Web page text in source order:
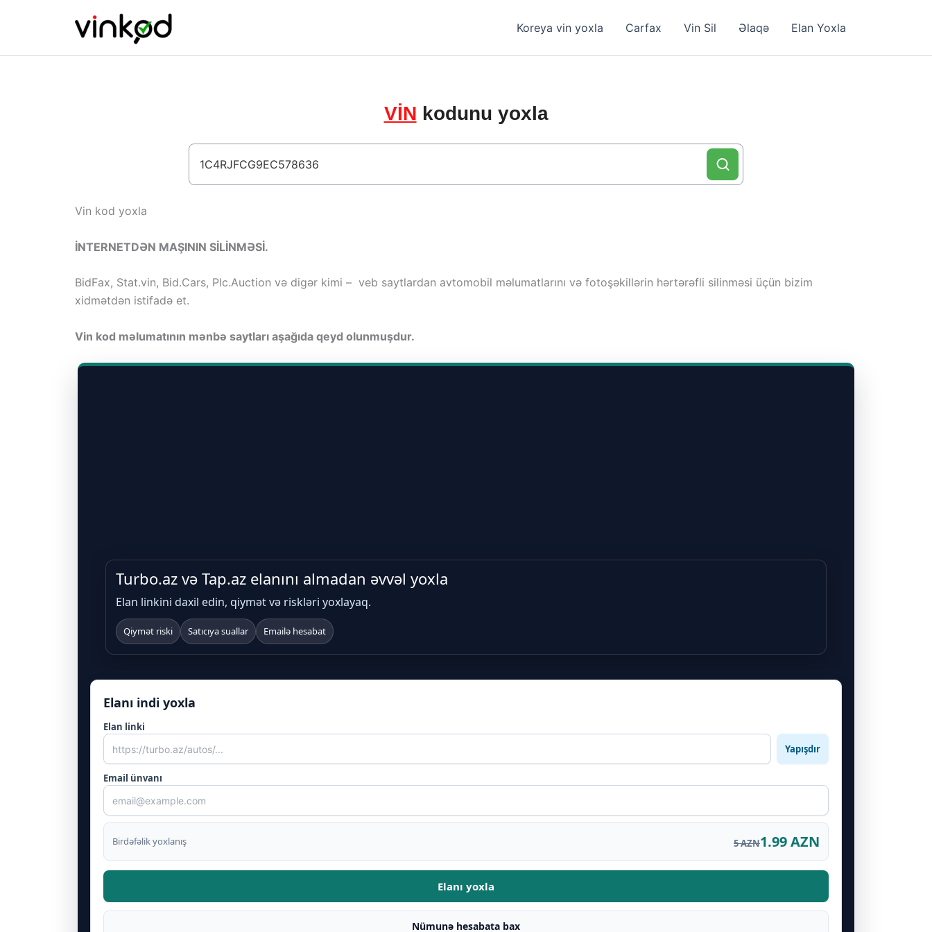
Koreya vin yoxla Carfax Vin Sil Əlaqə Elan Yoxla
VİN kodunu yoxla
Vin kod yoxla
İNTERNETDƏN MAŞININ SİLİNMƏSİ.
BidFax, Stat.vin, Bid.Cars, Plc.Auction və digər kimi – veb saytlardan avtomobil məlumatlarını və fotoşəkillərin hərtərəfli silinməsi üçün bizim
xidmətdən istifadə et.
Vin kod məlumatının mənbə saytları aşağıda qeyd olunmuşdur.
Turbo.az və Tap.az elanını almadan əvvəl yoxla
Elan linkini daxil edin, qiymət və riskləri yoxlayaq.
Qiymət riski Satıcıya suallar Emailə hesabat
Elanı indi yoxla
Elan linki
Yapışdır
Email ünvanı
Birdəfəlik yoxlanış 5 AZN1.99 AZN
Elanı yoxla
Nümunə hesabata bax